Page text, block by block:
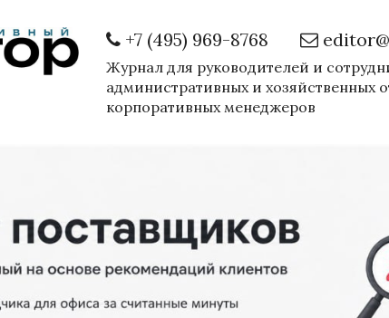
+7 (495) 969-8768
Журнал для руководителей и
административных и хозяйственных
корпоративных менеджеров